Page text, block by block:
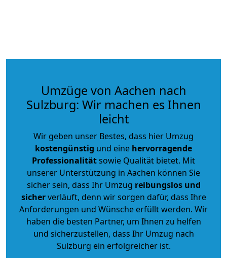
Umzüge von Aachen nach
Sulzburg: Wir machen es Ihnen
leicht
Wir geben unser Bestes, dass hier Umzug
kostengünstig und eine hervorragende
Professionalitätsowie Qualität bietet. Mit
unserer Unterstützung in Aachen können Sie
sicher sein, dass Ihr Umzug reibungslos und
sicherverläuft, denn wir sorgen dafür, dass Ihre
Anforderungen und Wünsche erfüllt werden. Wir
haben die besten Partner, um Ihnen zu helfen
und sicherzustellen, dass Ihr Umzug nach
Sulzburg ein erfolgreicher ist.